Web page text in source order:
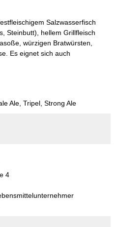
Salzwasserfisch
Steinbutt), hellem Grillfleisch
würzigen Bratwürsten,
Es eignet sich auch
Ale, Tripel, Strong Ale
4